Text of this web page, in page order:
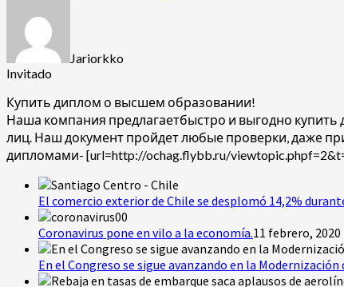
Jariorkko
Invitado
Купить диплом о высшем образовании!
Наша компания предлагаетбыстро и выгодно
лиц. Наш документ пройдет любые проверки, даже
дипломами- [url=http://ochag.flybb.ru/
El comercio exterior de Chile se desplomó 14,2%
Coronavirus pone en vilo a la economía.11 febrero, 2020
En el Congreso se sigue avanzando en la Modernización